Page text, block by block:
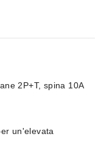
2P+T, spina 10A
un'elevata